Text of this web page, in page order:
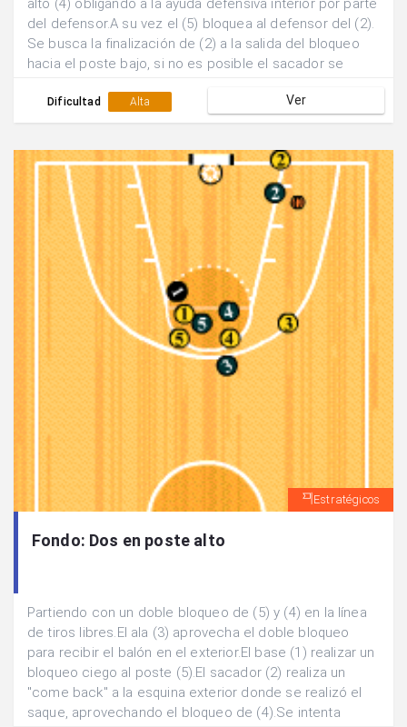
alto (4) obligando a la ayuda defensiva interior por parte
del defensor.A su vez el (5) bloquea al defensor del (2).
Se busca la finalización de (2) a la salida del bloqueo
hacia el poste bajo, si no es posible el sacador se
sistema y continuar el juego.
Dificultad Alta Ver
Estratégicos
Fondo: Dos en poste alto
Partiendo con un doble bloqueo de (5) y (4) en la línea
de tiros libres.El ala (3) aprovecha el doble bloqueo
para recibir el balón en el exterior.El base (1) realizar un
bloqueo ciego al poste (5).El sacador (2) realiza un
"come back" a la esquina exterior donde se realizó el
saque, aprovechando el bloqueo de (4).Se intenta